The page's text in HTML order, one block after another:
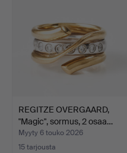
REGITZE OVERGAARD,
"Magic", sormus, 2 osaa…
Myyty 6 touko 2026
15 tarjousta